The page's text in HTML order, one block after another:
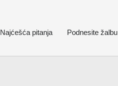
Najćešća pitanja Podnesite žalbu